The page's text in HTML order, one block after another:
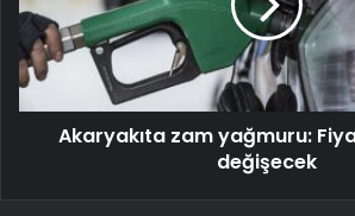
Akaryakıta zam yağmuru:
değişecek